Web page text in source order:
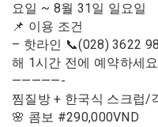
요일 ~ 8월 31일 일요일
📌 이용 조건
– 핫라인 📞(028) 3622
해 1시간 전에 예약하세
—————-
찜질방 + 한국식 스크럽/
🌸 콤보 #290,000VND